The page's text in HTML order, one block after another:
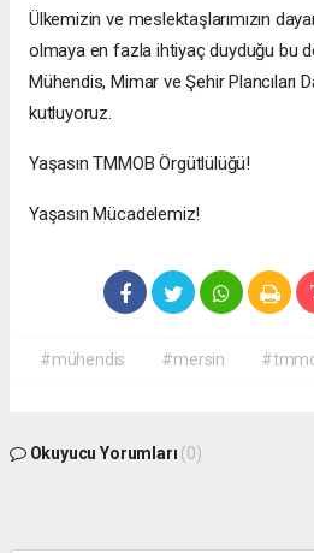
Ülkemizin ve meslektaşlarımızın
olmaya en fazla ihtiyaç duyduğu bu
Mühendis, Mimar ve Şehir Plancıları
kutluyoruz.
Yaşasın TMMOB Örgütlülüğü!
Yaşasın Mücadelemiz!
#mühendis #mersin
Okuyucu Yorumları (0)